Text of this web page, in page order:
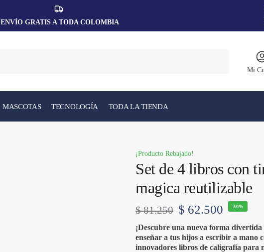
ENVÍO GRATIS A TODA COLOMBIA
Mi
MASCOTAS TECNOLOGÍA TODA LA TIENDA
¡Producto Rebajado!
Set de 4 libros con
magica reutilizable
$81.250 $ 62.500 -30%
¡Descubre una nueva forma divertida
enseñar a tus hijos a escribir a mano
innovadores libros de caligrafía para